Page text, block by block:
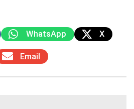
WhatsApp X
Email